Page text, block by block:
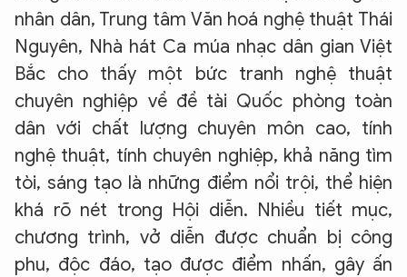
nhân dân, Trung tâm Văn hoá nghệ thuật Thái
Nguyên, Nhà hát Ca múa nhạc dân gian Việt
Bắc cho thấy một bức tranh nghệ thuật
chuyên nghiệp về đề tài Quốc phòng toàn
dân với chất lượng chuyên môn cao, tính
nghệ thuật, tính chuyên nghiệp, khả năng tìm
tòi, sáng tạo là những điểm nổi trội, thể hiện
khá rõ nét trong Hội diễn. Nhiều tiết mục,
chương trình, vở diễn được chuẩn bị công
phu, độc đáo, tạo được điểm nhấn, gây ấn